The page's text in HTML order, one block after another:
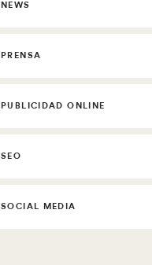
NEWS
PRENSA
PUBLICIDAD ONLINE
SEO
SOCIAL MEDIA